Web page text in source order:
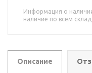
Информация о
наличие по всем
Описание